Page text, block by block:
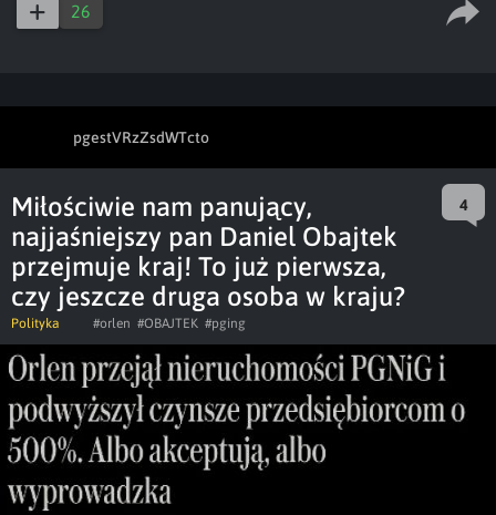
26
pgestVRzZsdWTcto
Miłościwie nam panujący,
najjaśniejszy pan Daniel Obajtek
przejmuje kraj! To już pierwsza,
czy jeszcze druga osoba w kraju?
4
Polityka #orlen #OBAJTEK #pging